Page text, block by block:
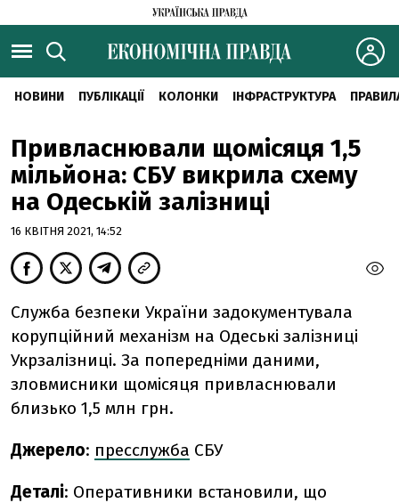
НОВИНИ ПУБЛІКАЦІЇ КОЛОНКИ ІНФРАСТРУКТУРА
Привласнювали щомісяця 1,5
мільйона: СБУ викрила схему
на Одеській залізниці
16 КВІТНЯ 2021, 14:52
Служба безпеки України задокументувала
корупційний механізм на Одеські залізниці
Укрзалізниці. За попередніми даними,
зловмисники щомісяця привласнювали
близько 1,5 млн грн.
Джерело: пресслужба СБУ
Деталі: Оперативники встановили, що